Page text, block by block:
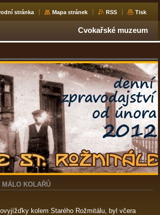
stránka Mapa stránek RSS Tisk
Cvokařské muzeum
KOLAŘŮ
kolem Starého Rožmitálu, byl včera